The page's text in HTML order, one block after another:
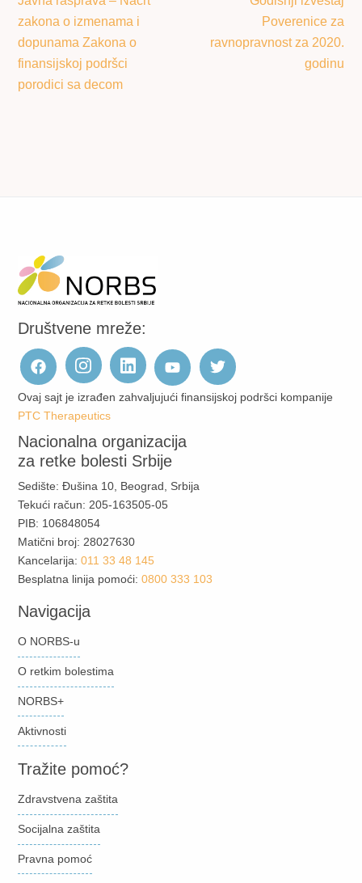
zakona o izmenama i
dopunama Zakona o
finansijskoj podršci
porodici sa decom
Poverenice za
ravnopravnost za 2020.
godinu
Društvene mreže:
Ovaj sajt je izrađen zahvaljujući finansijskoj podršci kompanije
PTC Therapeutics
Nacionalna organizacija
za retke bolesti Srbije
Sedište: Đušina 10, Beograd, Srbija
Tekući račun: 205-163505-05
PIB: 106848054
Matični broj: 28027630
Kancelarija: 011 33 48 145
Besplatna linija pomoći: 0800 333 103
Navigacija
O NORBS-u
O retkim bolestima
NORBS+
Aktivnosti
Tražite pomoć?
Zdravstvena zaštita
Socijalna zaštita
Pravna pomoć